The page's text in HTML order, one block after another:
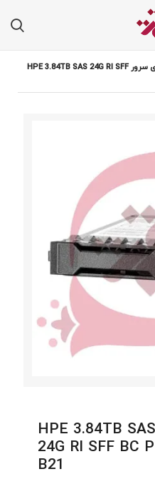
اس اس دی سرور HPE 3.84TB SAS 24G RI SFF
اس اس دی سرور HPE 3.84TB SAS
24G RI SFF BC
B21